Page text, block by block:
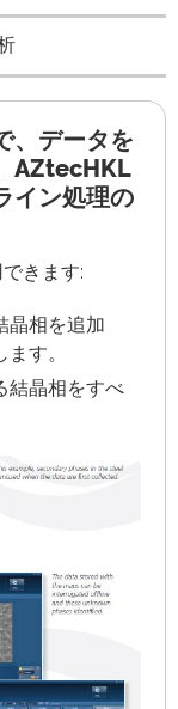
、データを
AZtecHKL
イン処理の
きます:
晶相を追加
す。
結晶相をすべ